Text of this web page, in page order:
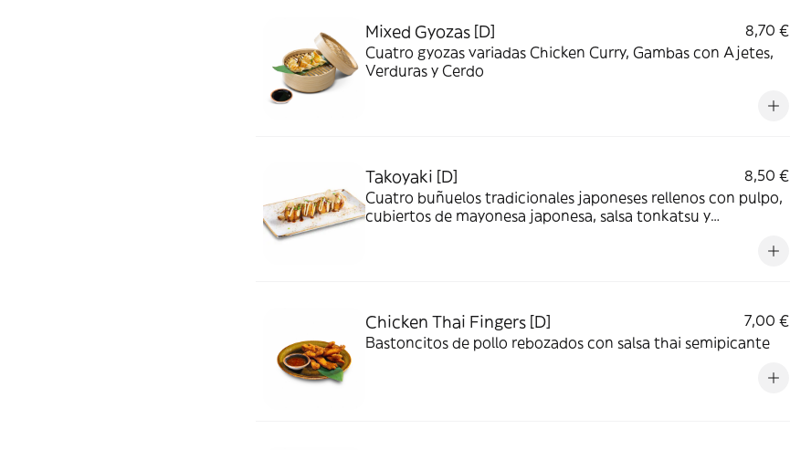
Mixed Gyozas [D]
8,70 €
Cuatro gyozas variadas Chicken Curry, Gambas con Ajetes,
Verduras y Cerdo
Takoyaki [D]
8,50 €
Cuatro buñuelos tradicionales japoneses rellenos con pulpo,
cubiertos de mayonesa japonesa, salsa tonkatsu y
Chicken Thai Fingers [D]
7,00 €
Bastoncitos de pollo rebozados con salsa thai semipicante